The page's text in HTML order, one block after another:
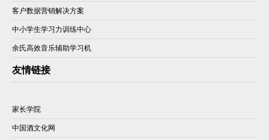
客户数据营销解决方案
中小学生学习力训练中心
余氏高效音乐辅助学习机
友情链接
家长学院
中国酒文化网